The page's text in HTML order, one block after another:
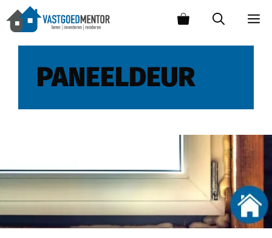
PANEELDEUR